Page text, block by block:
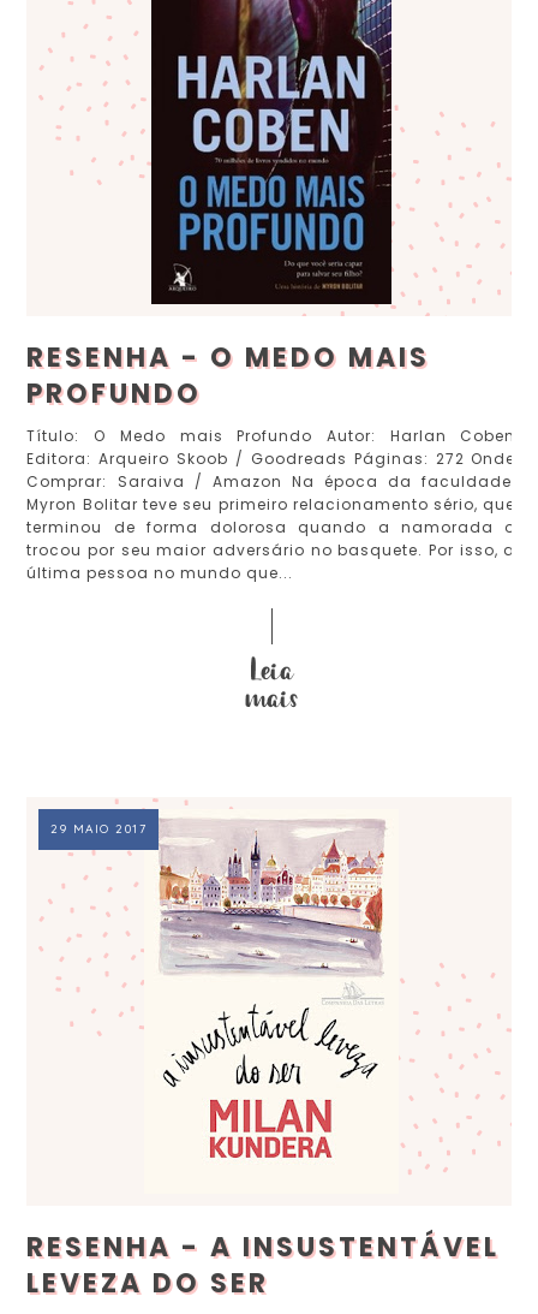
RESENHA - O MEDO MAIS
PROFUNDO
Título: O Medo mais Profundo Autor: Harlan Coben
Editora: Arqueiro Skoob / Goodreads Páginas: 272 Onde
Comprar: Saraiva / Amazon Na época da faculdade,
Myron Bolitar teve seu primeiro relacionamento sério, que
terminou de forma dolorosa quando a namorada o
trocou por seu maior adversário no basquete. Por isso, a
última pessoa no mundo que...
29 MAIO 2017
RESENHA - A INSUSTENTÁVEL
LEVEZA DO SER